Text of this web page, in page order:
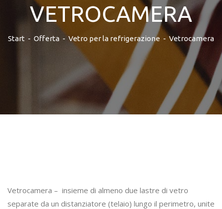
VETROCAMERA
Start - Offerta - Vetro per la refrigerazione -Vetrocamera
Vetrocamera – insieme di almeno due lastre di vetro
separate da un distanziatore (telaio) lungo il perimetro, unite